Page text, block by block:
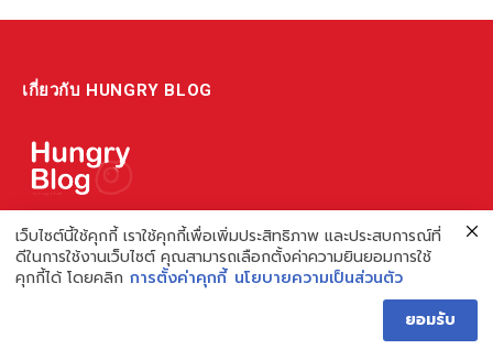
เกี่ยวกับ HUNGRY BLOG
แหล่งรวมข้อมูล ข่าวสาร เกี่ยวกับร้านอาหารและเรื่องกิน ไม่ว่าจะเป็น
รีวิว ชี้เป้า รวมถึงความรู้ต่างๆ ที่เราอยากแชร์!
ไม่พอ เรายังมีความรู้เกี่ยวกับการทำร้านอาหาร เพื่อผู้ประกอบการ ที่
เว็บไซต์นี้ใช้คุกกี้ เราใช้คุกกี้เพื่อเพิ่มประสิทธิภาพ และประสบการณ์ที่
ดีในการใช้งานเว็บไซต์ คุณสามารถเลือกตั้งค่าความยินยอมการใช้
คุกกี้ได้ โดยคลิก การตั้งค่าคุกกี้ นโยบายความเป็นส่วนตัว
ยอมรับ